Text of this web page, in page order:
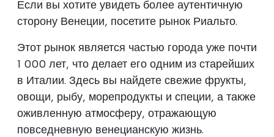
Если вы хотите увидеть более аутентичную
сторону Венеции, посетите рынок Риальто.
Этот рынок является частью города уже почти
1 000 лет, что делает его одним из старейших
в Италии. Здесь вы найдете свежие фрукты,
овощи, рыбу, морепродукты и специи, а также
оживленную атмосферу, отражающую
повседневную венецианскую жизнь.